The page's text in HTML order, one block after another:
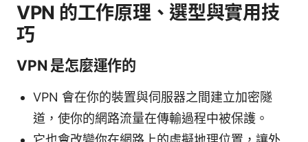
VPN 的工作原理、選型與實用技
巧
VPN 是怎麼運作的
VPN 會在你的裝置與伺服器之間建立加密隧
道，使你的網路流量在傳輸過程中被保護。